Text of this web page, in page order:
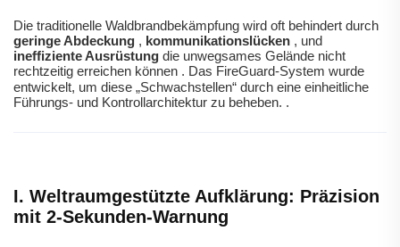
Die traditionelle Waldbrandbekämpfung wird oft behindert durch
geringe Abdeckung , kommunikationslücken , und
ineffiziente Ausrüstung die unwegsames Gelände nicht
rechtzeitig erreichen können . Das FireGuard-System wurde
entwickelt, um diese „Schwachstellen“ durch eine einheitliche
Führungs- und Kontrollarchitektur zu beheben. .
I. Weltraumgestützte Aufklärung: Präzision
mit 2-Sekunden-Warnung